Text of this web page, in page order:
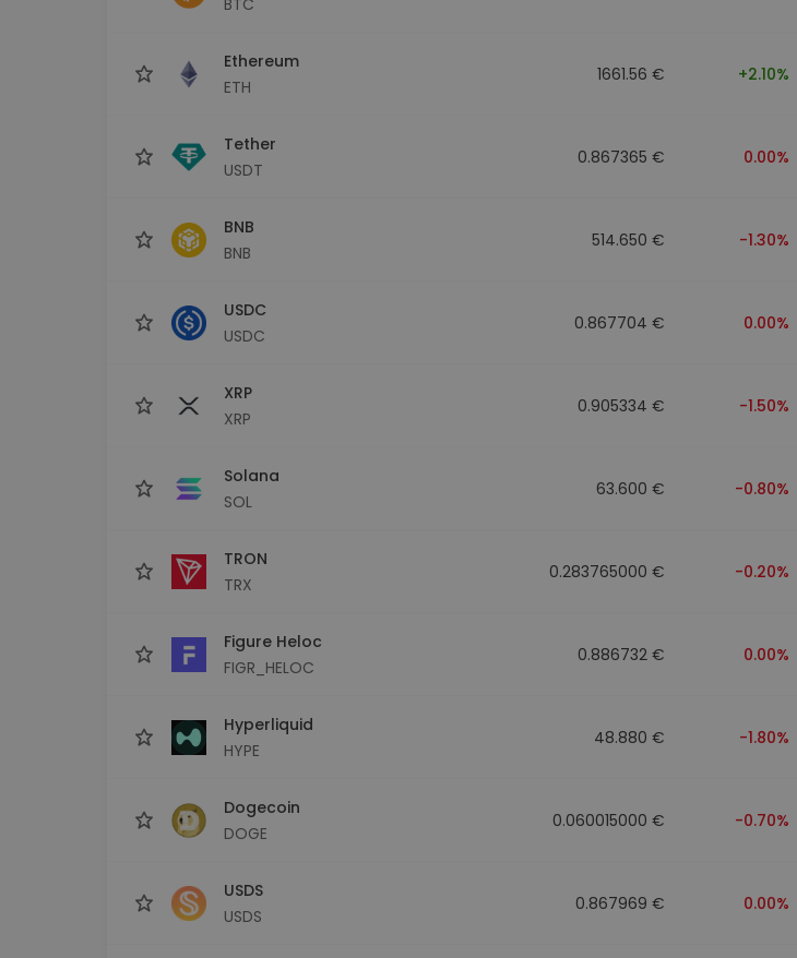
Ethereum
ETH
1661.56 € +2.10%
Tether
USDT
0.867365 € 0.00%
BNB
BNB
514.650 € -1.30%
USDC
USDC
0.867704 € 0.00%
XRP
XRP
0.905334 € -1.50%
Solana
SOL
63.600 € -0.80%
TRON
TRX
0.283765000 € -0.20%
Figure Heloc
FIGR_HELOC
0.886732 € 0.00%
Hyperliquid
HYPE
48.880 € -1.80%
Dogecoin
DOGE
0.060015000 € -0.70%
USDS
USDS
0.867969 € 0.00%